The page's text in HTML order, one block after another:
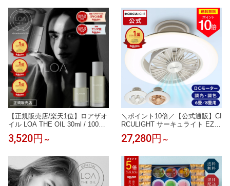
様リーフレット添付 まつ毛ケア
まつげ美容液 まつ毛パーマ Lash
addict 正規品 送料無料
幼児用 3歳から12歳 携帯型 ジュ
ニアシート Eマーク メテオ 不要
チャイルドシート
【正規販売店/楽天1位】ロアザオ
イル LOA THE OIL 30ml / 100ml
ブランシュ シトラスベール ジャ
スミンドレ ラテローズ ネロリス
ド ブルークレール ペアブランシ
ュ ノワール フレグランス ヘアオ
イル ロアオイル LOAオイル アウ
トバス 送料無料
3,520円 ～
＼ポイント10倍／【公式通販】CI
RCULIGHT サーキュライト EZシ
リーズ スイングモデル 6畳 8畳用
｜ 木目調 ライトウッド LED シ
ンライト ファン付き照明 サーキ
ュレーター 簡単取付 リモコン お
しゃれ 調光 調色 軽量 風の出る
照明 タコス家電
27,280円 ～